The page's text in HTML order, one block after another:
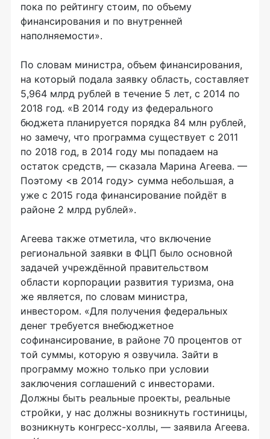
пока по рейтингу стоим, по объему
финансирования и по внутренней
наполняемости».
По словам министра, объем финансирования,
на который подала заявку область, составляет
5,964 млрд рублей в течение 5 лет, с 2014 по
2018 год. «В 2014 году из федерального
бюджета планируется порядка 84 млн рублей,
но замечу, что программа существует с 2011
по 2018 год, в 2014 году мы попадаем на
остаток средств, — сказала Марина Агеева. —
Поэтому <в 2014 году> сумма небольшая, а
уже с 2015 года финансирование пойдёт в
районе 2 млрд рублей».
Агеева также отметила, что включение
региональной заявки в ФЦП было основной
задачей учреждённой правительством
области корпорации развития туризма, она
же является, по словам министра,
инвестором. «Для получения федеральных
денег требуется внебюджетное
софинансирование, в районе 70 процентов от
той суммы, которую я озвучила. Зайти в
программу можно только при условии
заключения соглашений с инвесторами.
Должны быть реальные проекты, реальные
стройки, у нас должны возникнуть гостиницы,
возникнуть конгресс-холлы, — заявила Агеева.